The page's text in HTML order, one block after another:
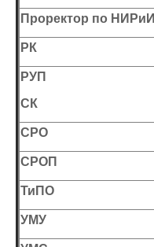
Проректор по НИРиИ
РК
РУП
СК
СРО
СРОП
ТиПО
УМУ